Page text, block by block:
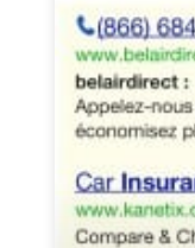
de faire
et
mobile.
Au
bons